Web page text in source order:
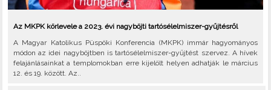
Az MKPK körlevele a 2023. évi nagyböjti tartósélelmiszer-gyűjtésről
A Magyar Katolikus Püspöki Konferencia (MKPK) immár hagyományos
módon az idei nagyböjtben is tartósélelmiszer-gyűjtést szervez. A hívek
felajánlásainkat a templomokban erre kijelölt helyen adhatják le március
12. és 19. között. Az..